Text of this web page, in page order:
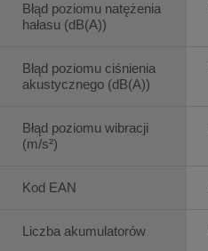
Błąd poziomu natężenia
hałasu (dB(A))
Błąd poziomu ciśnienia
akustycznego (dB(A))
Błąd poziomu wibracji
(m/s²)
Kod EAN
Liczba akumulatorów